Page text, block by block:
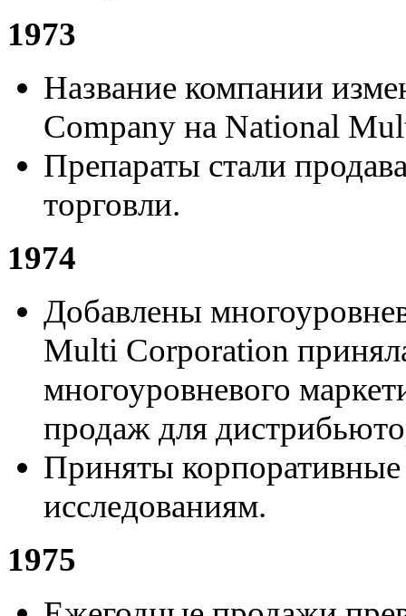
1973
Название компании
Company на National
Препараты стали
торговли.
1974
Добавлены
Multi Corporation
многоуровневого
продаж для
Приняты корпоративные
исследованиям.
1975